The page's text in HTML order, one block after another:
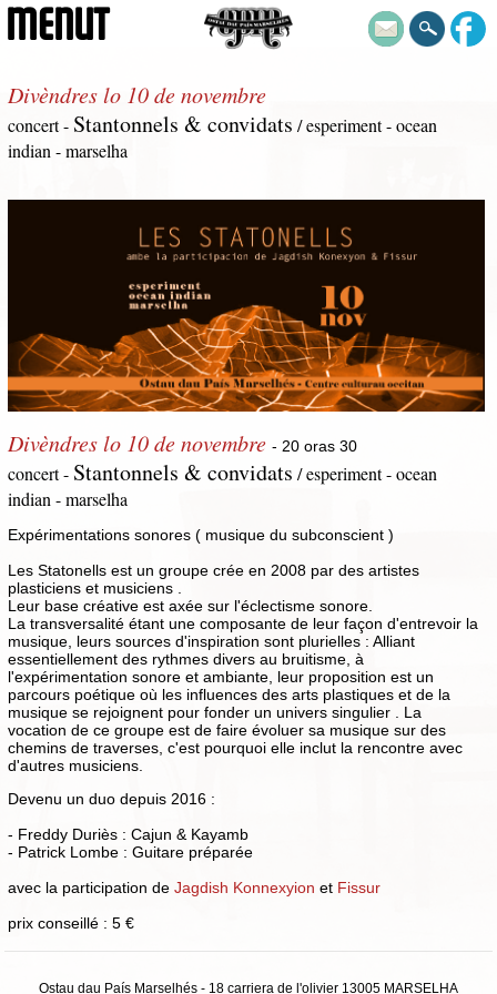
MENUT
Divèndres lo 10 de novembre
concert - Stantonnels & convidats / esperiment - ocean
indian - marselha
Divèndres lo 10 de novembre - 20 oras 30
concert - Stantonnels & convidats / esperiment - ocean
indian - marselha
Expérimentations sonores ( musique du subconscient )
Les Statonells est un groupe crée en 2008 par des artistes
plasticiens et musiciens .
Leur base créative est axée sur l'éclectisme sonore.
La transversalité étant une composante de leur façon d'entrevoir la
musique, leurs sources d'inspiration sont plurielles : Alliant
essentiellement des rythmes divers au bruitisme, à
l'expérimentation sonore et ambiante, leur proposition est un
parcours poétique où les influences des arts plastiques et de la
musique se rejoignent pour fonder un univers singulier . La
vocation de ce groupe est de faire évoluer sa musique sur des
chemins de traverses, c'est pourquoi elle inclut la rencontre avec
d'autres musiciens.
Devenu un duo depuis 2016 :
- Freddy Duriès : Cajun & Kayamb
- Patrick Lombe : Guitare préparée
avec la participation de Jagdish Konnexyion et Fissur
prix conseillé : 5 €
Ostau dau País Marselhés - 18 carriera de l'olivier 13005 MARSELHA